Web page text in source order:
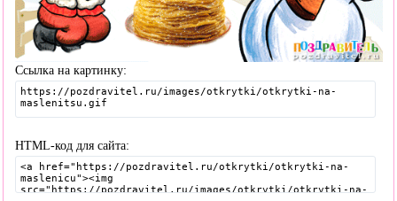
Ссылка на картинку:
HTML-код для сайта: